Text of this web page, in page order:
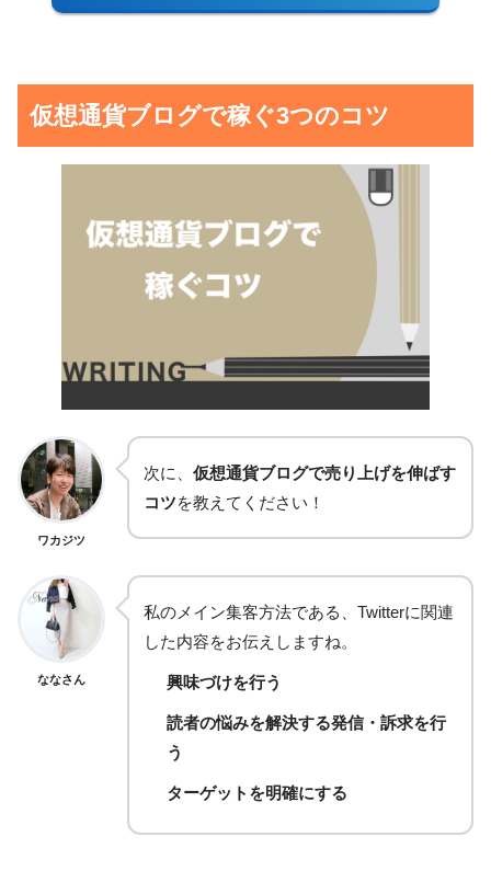
仮想通貨ブログで稼ぐ3つのコツ
ワカジツ
次に、 仮想通貨ブログで売り上げを伸ばす
コツを教えてください！
ななさん
私のメイン集客方法である、Twitterに関連
した内容をお伝えしますね。
興味づけを行う
読者の悩みを解決する発信・訴求を行
う
ターゲットを明確にする